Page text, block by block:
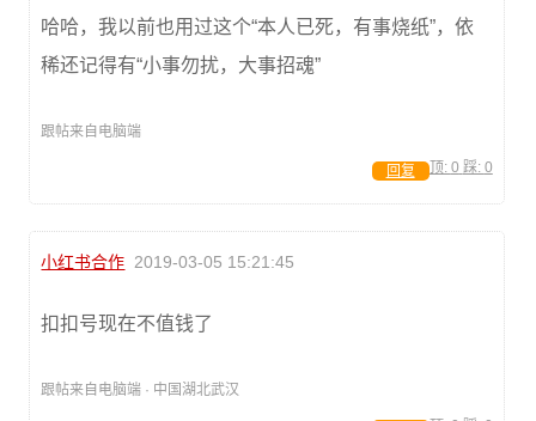
哈哈，我以前也用过这个“本人已死，有事烧纸”，依
稀还记得有“小事勿扰，大事招魂”
跟帖来自电脑端
顶: 0 踩: 0
回复
小红书合作 2019-03-05 15:21:45
扣扣号现在不值钱了
跟帖来自电脑端 · 中国湖北武汉